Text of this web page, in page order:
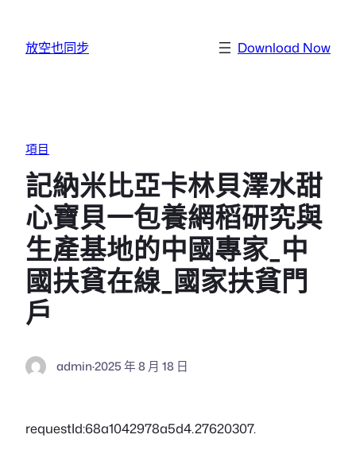
放空也同步 Download Now
項目
記納米比亞卡林貝澤水甜
心寶貝一包養網稻研究與
生產基地的中國專家_中
國扶貧在線_國家扶貧門
戶
admin·2025 年 8 月 18 日
requestId:68a1042978a5d4.27620307.